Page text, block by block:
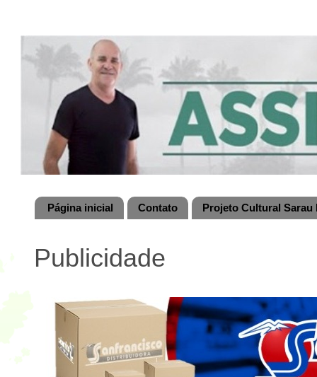
Página inicial Contato Projeto Cultural
Publicidade